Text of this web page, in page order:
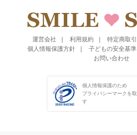
運営会社 利用規約
特定商取
個人情報保護方針
子どもの安全基
お問い合わせ
個人情報保護のため
プライバシーマークを
す